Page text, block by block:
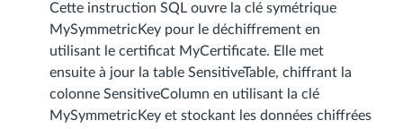
Cette instruction SQL ouvre la clé symétrique
MySymmetricKey pour le déchiffrement en
utilisant le certificat MyCertificate. Elle met
ensuite à jour la table SensitiveTable, chiffrant la
colonne SensitiveColumn en utilisant la clé
MySymmetricKey et stockant les données chiffrées